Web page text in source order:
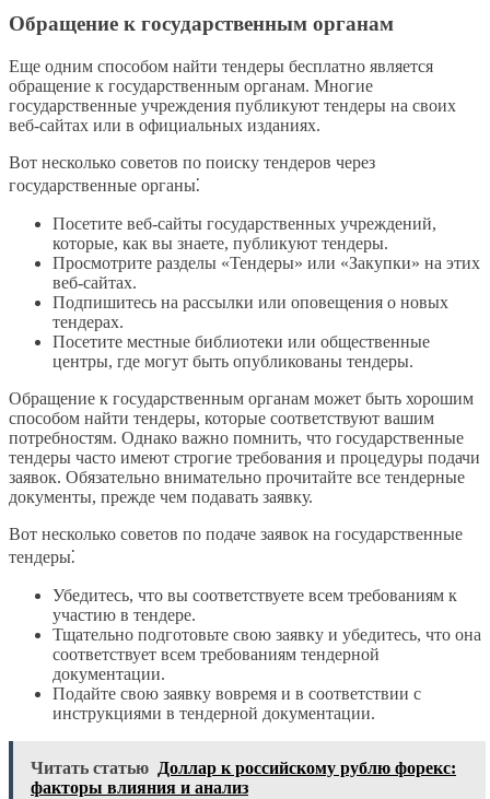
Обращение к государственным органам
Еще одним способом найти тендеры бесплатно является
обращение к государственным органам. Многие
государственные учреждения публикуют тендеры на своих
веб-сайтах или в официальных изданиях.
Вот несколько советов по поиску тендеров через
государственные органы⁚
Посетите веб-сайты государственных учреждений,
которые, как вы знаете, публикуют тендеры.
Просмотрите разделы «Тендеры» или «Закупки» на этих
веб-сайтах.
Подпишитесь на рассылки или оповещения о новых
тендерах.
Посетите местные библиотеки или общественные
центры, где могут быть опубликованы тендеры.
Обращение к государственным органам может быть хорошим
способом найти тендеры, которые соответствуют вашим
потребностям. Однако важно помнить, что государственные
тендеры часто имеют строгие требования и процедуры подачи
заявок. Обязательно внимательно прочитайте все тендерные
документы, прежде чем подавать заявку.
Вот несколько советов по подаче заявок на государственные
тендеры⁚
Убедитесь, что вы соответствуете всем требованиям к
участию в тендере.
Тщательно подготовьте свою заявку и убедитесь, что она
соответствует всем требованиям тендерной
документации.
Подайте свою заявку вовремя и в соответствии с
инструкциями в тендерной документации.
Читать статью Доллар к российскому рублю форекс:
факторы влияния и анализ